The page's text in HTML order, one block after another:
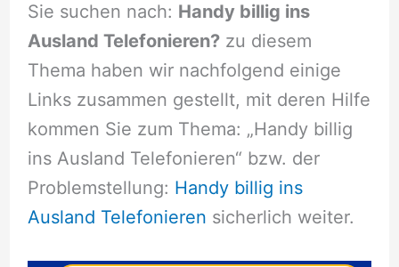
Sie suchen nach: Handy billig ins
Ausland Telefonieren?zu diesem
Thema haben wir nachfolgend einige
Links zusammen gestellt, mit deren Hilfe
kommen Sie zum Thema: „Handy billig
ins Ausland Telefonieren“ bzw. der
Problemstellung: Handy billig ins
Ausland Telefonieren sicherlich weiter.